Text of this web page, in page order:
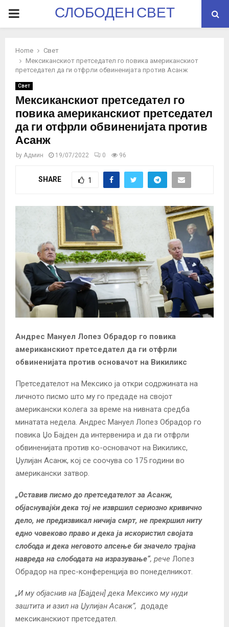
PRIMARYСЛОБОДЕН СВЕТ
Home
Свет
Мексиканскиот претседател го повика американскиот
претседател да ги отфрли обвиненијата против Асанж
Свет
Мексиканскиот претседател го
повика американскиот претседател
да ги отфрли обвиненијата против
Асанж
by Админ 19/07/2022 0 96
SHARE 1
Андрес Мануел Лопез Обрадор го повика
американскиот претседател да ги отфрли
обвиненијата против основачот на Викиликс
Претседателот на Мексико ја откри содржината на
личното писмо што му го предаде на својот
американски колега за време на нивната средба
минатата недела. Андрес Мануел Лопез Обрадор го
повика Џо Бајден да интервенира и да ги отфрли
обвиненијата против ко-основачот на Викиликс,
Џулијан Асанж, кој се соочува со 175 години во
американски затвор.
„Оставив писмо до претседателот за Асанж,
објаснувајќи дека тој не извршил сериозно кривично
дело, не предизвикал ничија смрт, не прекршил ниту
едно човеково право и дека ја искористил својата
слобода и дека неговото апсење би значело трајна
навреда на слободата на изразување“, рече Лопез
Обрадор на прес-конференција во понеделникот.
„И му објаснив на [Бајден] дека Мексико му нуди
заштита и азил на Џулијан Асанж“, додаде
мексиканскиот претседател.